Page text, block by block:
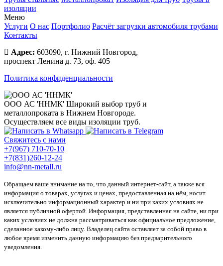
изоляции
Меню
Услуги О нас Портфолио Расчёт загрузки автомобиля трубами
Контакты
Адрес: 603090, г. Нижний Новгород,
проспект Ленина д. 73, оф. 405
Политика конфиденциальности
ООО АС 'ННМК' Широкий выбор труб и
металлопроката в Нижнем Новгороде.
Осуществляем все виды изоляции труб.
Свяжитесь с нами
+7(967) 710-70-10
+7(831)260-12-24
info@nn-metall.ru
Обращаем ваше внимание на то, что данный интернет-сайт, а также вся
информация о товарах, услугах и ценах, предоставленная на нём, носит
исключительно информационный характер и ни при каких условиях не
является публичной офертой. Информация, представленная на сайте, ни при
каких условиях не должна рассматриваться как официальное предложение,
сделанное какому-либо лицу. Владелец сайта оставляет за собой право в
любое время изменить данную информацию без предварительного
уведомления.